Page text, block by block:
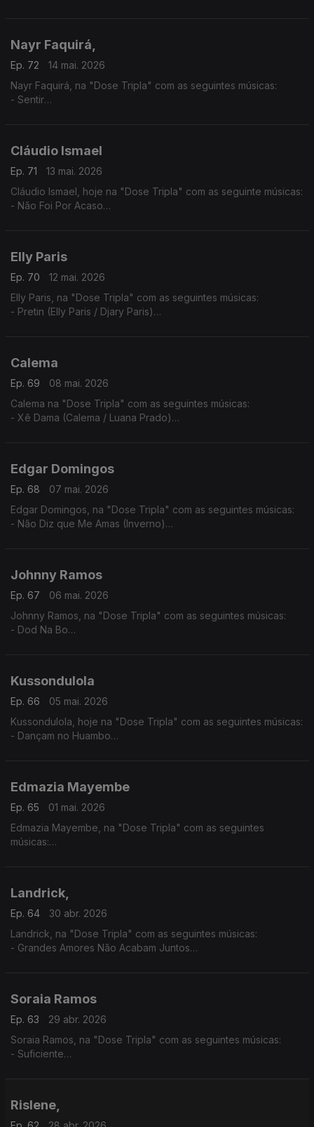
Nayr Faquirá,
Ep. 72
14 mai. 2026
Nayr Faquirá, na "Dose Tripla" com as seguintes músicas:
- Sentir
Cláudio Ismael
Ep. 71
13 mai. 2026
Cláudio Ismael, hoje na "Dose Tripla" com as seguinte músicas:
- Não Foi Por Acaso
Elly Paris
Ep. 70
12 mai. 2026
Elly Paris, na "Dose Tripla" com as seguintes músicas:
- Pretin (Elly Paris / Djary Paris)
Calema
Ep. 69
08 mai. 2026
Calema na "Dose Tripla" com as seguintes músicas:
- Xê Dama (Calema / Luana Prado)
Edgar Domingos
Ep. 68
07 mai. 2026
Edgar Domingos, na "Dose Tripla" com as seguintes músicas:
- Não Diz que Me Amas (Inverno)
Johnny Ramos
Ep. 67
06 mai. 2026
Johnny Ramos, na "Dose Tripla" com as seguintes músicas:
- Dod Na Bo
Kussondulola
Ep. 66
05 mai. 2026
Kussondulola, hoje na "Dose Tripla" com as seguintes músicas:
- Dançam no Huambo
Edmazia Mayembe
Ep. 65
01 mai. 2026
Edmazia Mayembe, na "Dose Tripla" com as seguintes
músicas:
Landrick,
Ep. 64
30 abr. 2026
Landrick, na "Dose Tripla" com as seguintes músicas:
- Grandes Amores Não Acabam Juntos
Soraia Ramos
Ep. 63
29 abr. 2026
Soraia Ramos, na "Dose Tripla" com as seguintes músicas:
- Suficiente
Rislene,